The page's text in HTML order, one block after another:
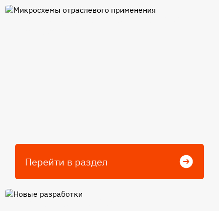
Микросхемы отраслевого
Перейти в раздел
Новые разработки